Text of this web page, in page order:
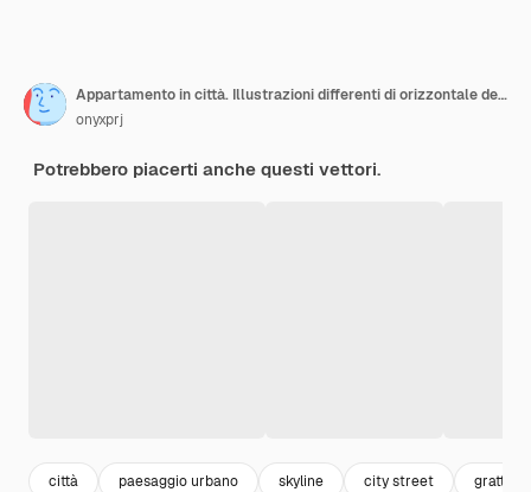
Appartamento in città. Illustrazioni differenti di orizzontale della fabbrica delle costruzioni degli oggetti architettonici della città astuta industriale di ecologia
onyxprj
Potrebbero piacerti anche questi vettori.
città paesaggio urbano skyline city street